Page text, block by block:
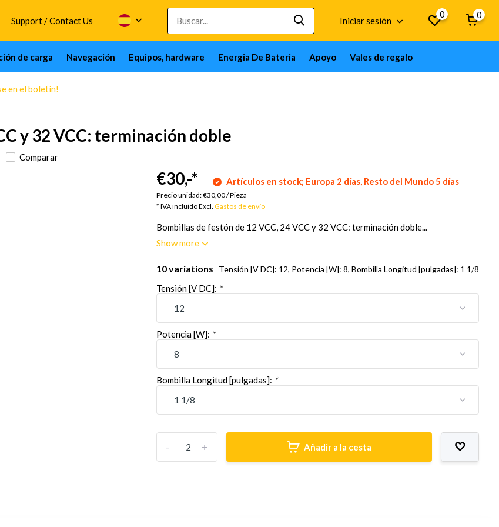
Support / Contact Us Iniciar sesión
0 0
de carga Navegación Equipos, hardware Energia De Bateria Apoyo Vales de regalo
en el boletín!
y 32 VCC: terminación doble
Comparar
€30,-* Artículos en stock; Europa 2 días, Resto del Mundo 5 días
Precio unidad:€30,00/Pieza
* IVA incluido Excl.Gastos de envío
Bombillas de festón de 12 VCC, 24 VCC y 32 VCC: terminación doble...
Show more
10 variations Tensión [V DC]: 12, Potencia [W]: 8, Bombilla Longitud [pulgadas]: 1 1/8
Tensión [V DC]: *
Potencia [W]: *
Bombilla Longitud [pulgadas]: *
+
- Añadir a la cesta